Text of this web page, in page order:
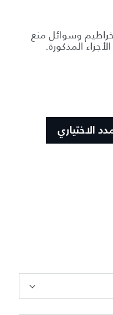
وسوائل منع
المذكورة.
الاختياري